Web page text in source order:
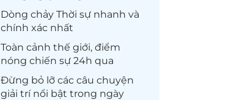
Dòng chảy Thời sự nhanh và
chính xác nhất
Toàn cảnh thế giới, điểm
nóng chiến sự 24h qua
Đừng bỏ lỡ các câu chuyện
giải trínổi bật trong ngày